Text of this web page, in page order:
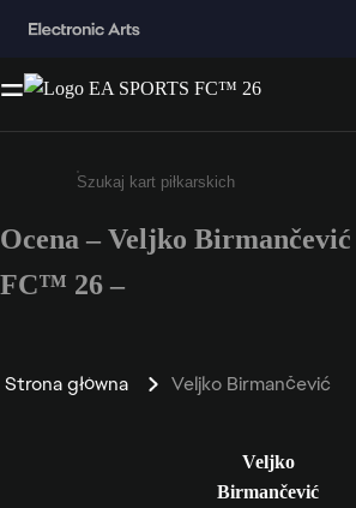
Wpisz co najmniej 3 znaki lub
Ocena – Veljko
FC™ 26 –
Strona główna Veljko Birmančević
Veljko
Birmančević